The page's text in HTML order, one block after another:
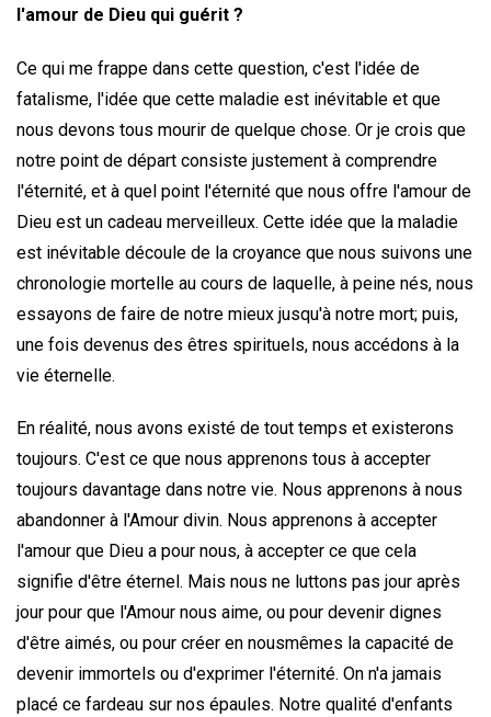
l'amour de Dieu qui guérit ?
Ce qui me frappe dans cette question, c'est l'idée de
fatalisme, l'idée que cette maladie est inévitable et que
nous devons tous mourir de quelque chose. Or je crois que
notre point de départ consiste justement à comprendre
l'éternité, et à quel point l'éternité que nous offre l'amour de
Dieu est un cadeau merveilleux. Cette idée que la maladie
est inévitable découle de la croyance que nous suivons une
chronologie mortelle au cours de laquelle, à peine nés, nous
essayons de faire de notre mieux jusqu'à notre mort; puis,
une fois devenus des êtres spirituels, nous accédons à la
vie éternelle.
En réalité, nous avons existé de tout temps et existerons
toujours. C'est ce que nous apprenons tous à accepter
toujours davantage dans notre vie. Nous apprenons à nous
abandonner à l'Amour divin. Nous apprenons à accepter
l'amour que Dieu a pour nous, à accepter ce que cela
signifie d'être éternel. Mais nous ne luttons pas jour après
jour pour que l'Amour nous aime, ou pour devenir dignes
d'être aimés, ou pour créer en nousmêmes la capacité de
devenir immortels ou d'exprimer l'éternité. On n'a jamais
placé ce fardeau sur nos épaules. Notre qualité d'enfants